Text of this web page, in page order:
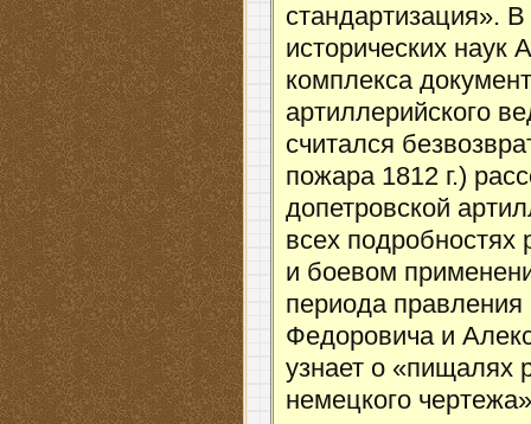
стандартизация».
исторических
комплекса
артиллерийского
считался
пожара 1812 г.)
допетровской
всех подробностях
и боевом
периода
Федоровича и
узнает о «пищалях
немецкого